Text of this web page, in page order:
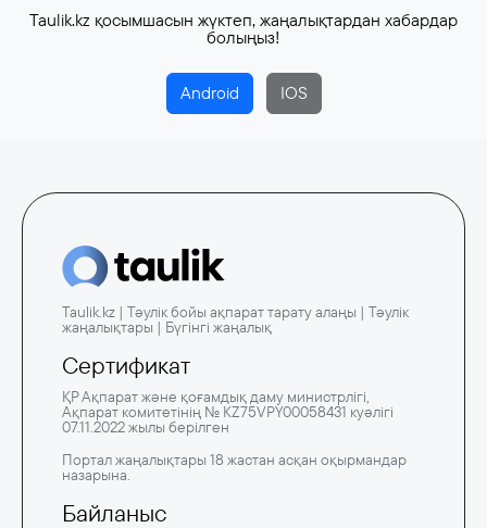
Taulik.kz қосымшасын жүктеп, жаңалықтардан хабардар
болыңыз!
Android IOS
Taulik.kz | Тәулік бойы ақпарат тарату алаңы | Тәулік
жаңалықтары | Бүгінгі жаңалық
Сертификат
ҚР Ақпарат және қоғамдық даму министрлігі,
Ақпарат комитетінің № KZ75VPY00058431 куәлігі
07.11.2022 жылы берілген
Портал жаңалықтары 18 жастан асқан оқырмандар
назарына.
Байланыс